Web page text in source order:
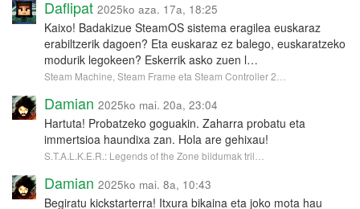
Daflipat 2025ko aza. 17a, 18:25
Kaixo! Badakizue SteamOS sistema eragilea euskaraz
erabiltzerik dagoen? Eta euskaraz ez balego, euskaratzeko
modurik legokeen? Eskerrik asko zuen l…
Steam Machine, Steam Frame eta Steam Controller 2…
Damian 2025ko mai. 20a, 23:04
Hartuta! Probatzeko goguakin. Zaharra probatu eta
immertsioa haundixa zan. Hola are gehixau!
S.T.A.L.K.E.R.: Legends of the Zone bildumak tril…
Damian 2025ko mai. 8a, 10:43
Begiratu kickstarterra! Itxura bikaina eta joko mota hau